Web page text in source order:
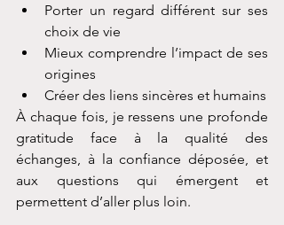
Porter un regard différent sur ses
choix de vie
Mieux comprendre l’impact de ses
origines
Créer des liens sincères et humains
À chaque fois, je ressens une profonde
gratitude face à la qualité des
échanges, à la confiance déposée, et
aux questions qui émergent et
permettent d’aller plus loin.